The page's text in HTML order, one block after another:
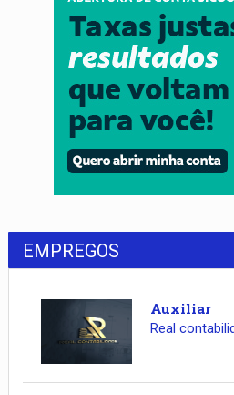
EMPREGOS
Auxiliar
Real